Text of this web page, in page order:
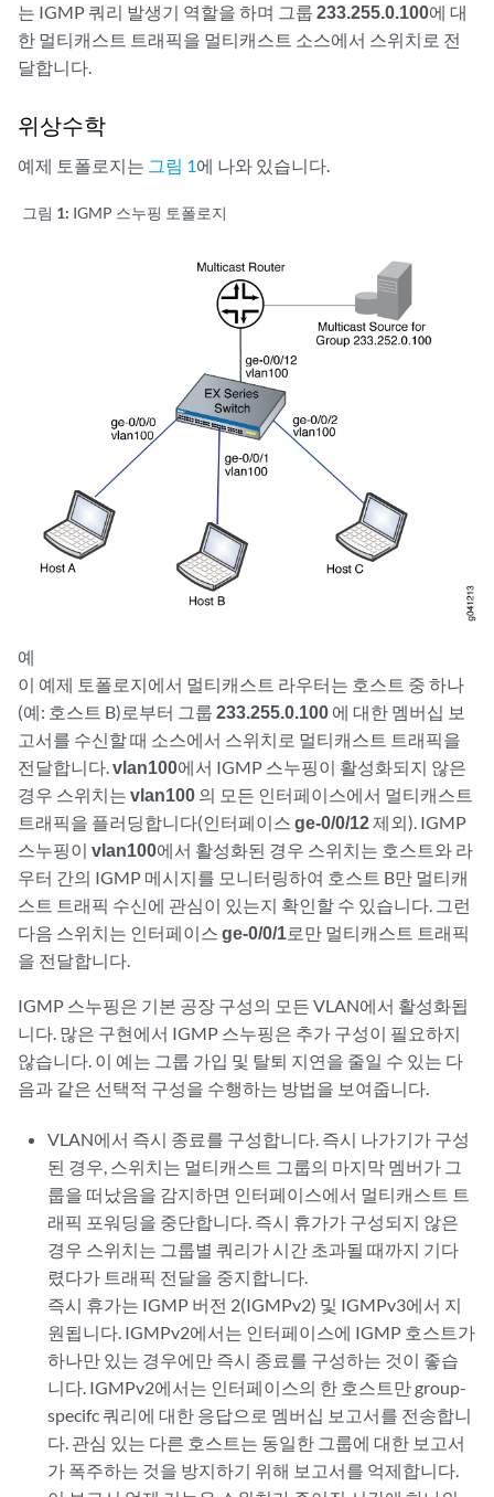
는 IGMP 쿼리 발생기 역할을 하며 그룹 233.255.0.100에 대
한 멀티캐스트 트래픽을 멀티캐스트 소스에서 스위치로 전
달합니다.
위상수학
예제 토폴로지는 그림 1에 나와 있습니다.
그림 1: IGMP 스누핑 토폴로지
예
이 예제 토폴로지에서 멀티캐스트 라우터는 호스트 중 하나
(예: 호스트 B)로부터 그룹 233.255.0.100 에 대한 멤버십 보
고서를 수신할 때 소스에서 스위치로 멀티캐스트 트래픽을
전달합니다.vlan100에서 IGMP 스누핑이 활성화되지 않은
경우 스위치는 vlan100 의 모든 인터페이스에서 멀티캐스트
트래픽을 플러딩합니다(인터페이스 ge-0/0/12제외). IGMP
스누핑이 vlan100에서 활성화된 경우 스위치는 호스트와 라
우터 간의 IGMP 메시지를 모니터링하여 호스트 B만 멀티캐
스트 트래픽 수신에 관심이 있는지 확인할 수 있습니다. 그런
다음 스위치는 인터페이스 ge-0/0/1로만 멀티캐스트 트래픽
을 전달합니다.
IGMP 스누핑은 기본 공장 구성의 모든 VLAN에서 활성화됩
니다. 많은 구현에서 IGMP 스누핑은 추가 구성이 필요하지
않습니다. 이 예는 그룹 가입 및 탈퇴 지연을 줄일 수 있는 다
음과 같은 선택적 구성을 수행하는 방법을 보여줍니다.
VLAN에서 즉시 종료를 구성합니다. 즉시 나가기가 구성
된 경우, 스위치는 멀티캐스트 그룹의 마지막 멤버가 그
룹을 떠났음을 감지하면 인터페이스에서 멀티캐스트 트
래픽 포워딩을 중단합니다. 즉시 휴가가 구성되지 않은
경우 스위치는 그룹별 쿼리가 시간 초과될 때까지 기다
렸다가 트래픽 전달을 중지합니다.
즉시 휴가는 IGMP 버전 2(IGMPv2) 및 IGMPv3에서 지
원됩니다. IGMPv2에서는 인터페이스에 IGMP 호스트가
하나만 있는 경우에만 즉시 종료를 구성하는 것이 좋습
니다. IGMPv2에서는 인터페이스의 한 호스트만 group-
specifc 쿼리에 대한 응답으로 멤버십 보고서를 전송합니
다. 관심 있는 다른 호스트는 동일한 그룹에 대한 보고서
가 폭주하는 것을 방지하기 위해 보고서를 억제합니다.